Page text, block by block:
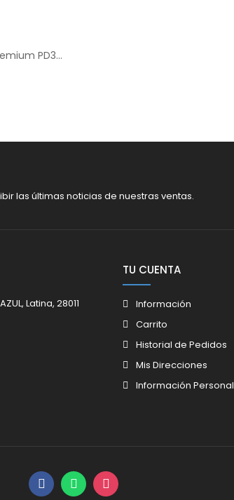
C111A Hoco Premium PD30W Adaptador de Carga Rápida Puerto Dual USB+Tipo C + Cable
las últimas noticias de nuestras ventas.
Latina, 28011
TU CUENTA
Información
Carrito
Historial de Pedidos
Mis Direcciones
Información Personal